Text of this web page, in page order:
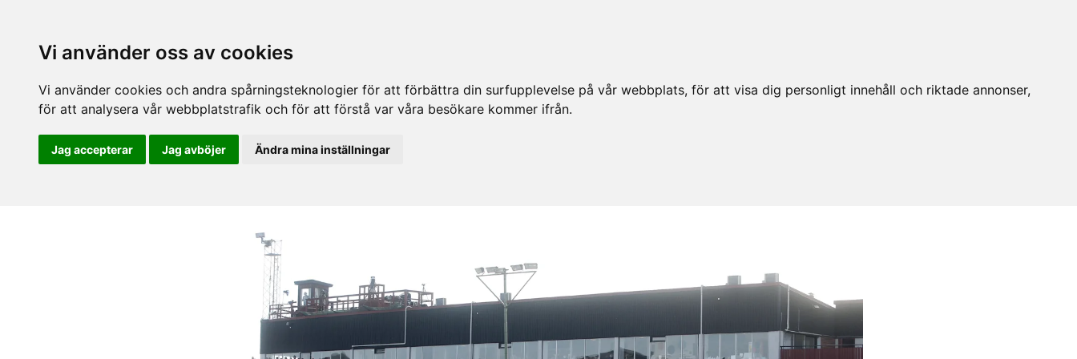
Vi använder oss av cookies
Vi använder cookies och andra spårningsteknologier för att förbättra din surfupplevelse på vår webbplats, för att visa dig personligt innehåll och riktade annonser,
för att analysera vår webbplatstrafik och för att förstå var våra besökare kommer ifrån.
Jag accepterar Jag avböjer Ändra mina inställningar